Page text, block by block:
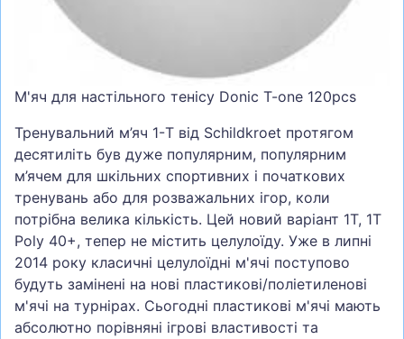
САМОКАТИ
ТЕНІС, БАДМІНТОН
ВОДНІ ВИДИ СПОРТУ
ТУРИЗМ
М'яч для настільного тенісу Donic T-one 120pcs
Тренувальний м’яч 1-T від Schildkroet протягом
десятиліть був дуже популярним, популярним
м’ячем для шкільних спортивних і початкових
тренувань або для розважальних ігор, коли
потрібна велика кількість. Цей новий варіант 1T, 1T
Poly 40+, тепер не містить целулоїду. Уже в липні
2014 року класичні целулоїдні м'ячі поступово
будуть замінені на нові пластикові/поліетиленові
м'ячі на турнірах. Сьогодні пластикові м'ячі мають
абсолютно порівняні ігрові властивості та